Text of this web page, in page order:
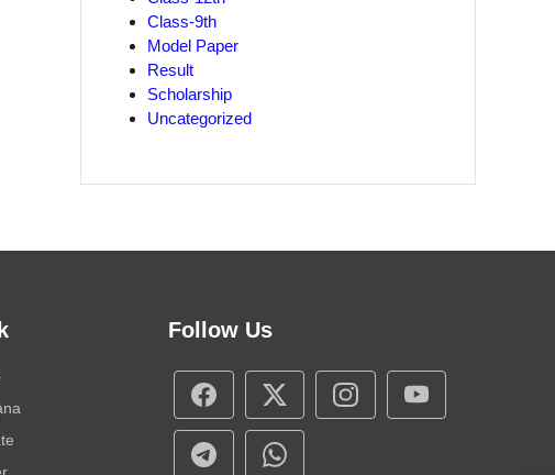
Class-9th
Model Paper
Result
Scholarship
Uncategorized
Follow Us